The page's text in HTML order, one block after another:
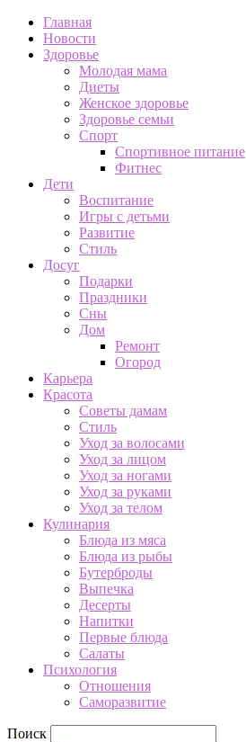
Главная
Новости
Здоровье
Молодая мама
Диеты
Женское здоровье
Здоровье семьи
Спорт
Спортивное питание
Фитнес
Дети
Воспитание
Игры с детьми
Развитие
Стиль
Досуг
Подарки
Праздники
Сны
Дом
Ремонт
Огород
Карьера
Красота
Советы дамам
Стиль
Уход за волосами
Уход за лицом
Уход за ногами
Уход за руками
Уход за телом
Кулинария
Блюда из мяса
Блюда из рыбы
Бутерброды
Выпечка
Десерты
Напитки
Первые блюда
Салаты
Психология
Отношения
Саморазвитие
Поиск